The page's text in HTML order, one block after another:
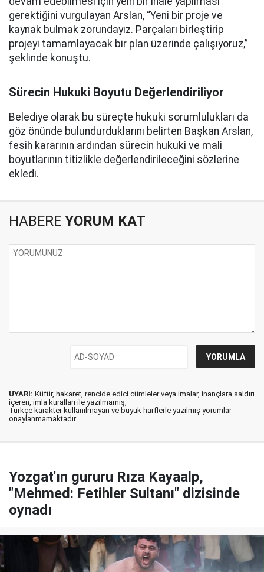
gerektiğini vurgulayan Arslan, “Yeni bir proje ve
kaynak bulmak zorundayız. Parçaları birleştirip
projeyi tamamlayacak bir plan üzerinde çalışıyoruz,”
şeklinde konuştu.
Sürecin Hukuki Boyutu Değerlendiriliyor
Belediye olarak bu süreçte hukuki sorumlulukları da
göz önünde bulundurduklarını belirten Başkan Arslan,
fesih kararının ardından sürecin hukuki ve mali
boyutlarının titizlikle değerlendirileceğini sözlerine
ekledi.
HABERE YORUM KAT
UYARI: Küfür, hakaret, rencide edici cümleler veya imalar, inançlara saldırı
içeren, imla kuralları ile yazılmamış,
Türkçe karakter kullanılmayan ve büyük harflerle yazılmış yorumlar
onaylanmamaktadır.
Yozgat'ın gururu Rıza Kayaalp,
"Mehmed: Fetihler Sultanı" dizisinde
oynadı